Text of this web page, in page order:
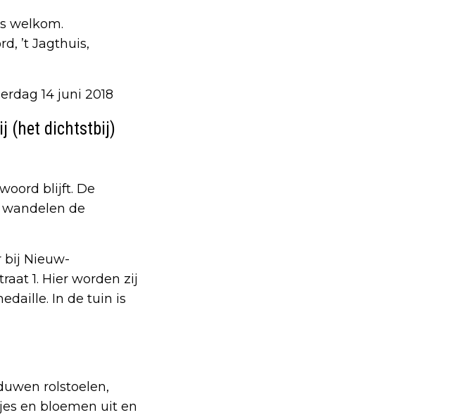
welkom.
’t Jagthuis,
14 juni 2018
(het dichtstbij)
blijft. De
de
bij Nieuw-
1. Hier worden zij
In de tuin is
rolstoelen,
en bloemen uit en